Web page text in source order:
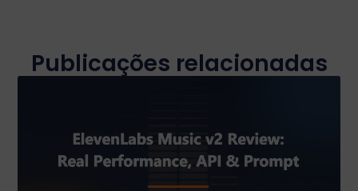
Publicações relacionadas